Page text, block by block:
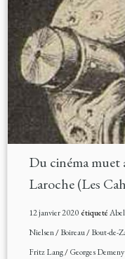
Du cinéma muet
Laroche (Les
12 janvier 2020étiqueté
Nielsen/Boireau/Bout-de-
Fritz Lang/Georges Demeny